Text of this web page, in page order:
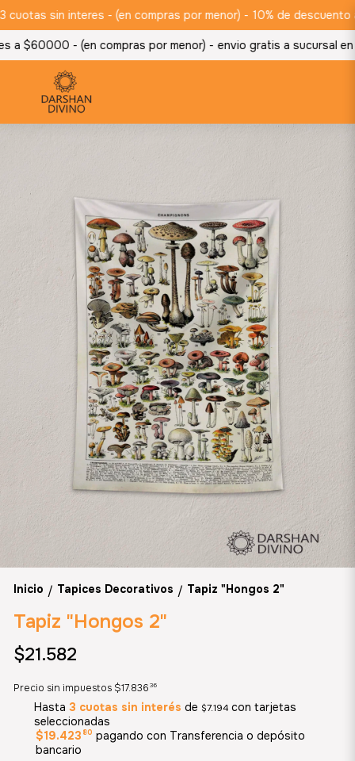
sin interes - (en compras por menor) - 10% de descuento
$60000 - (en compras por menor) - envio gratis a sucursal en
Inicio / Tapices Decorativos / Tapiz "Hongos 2"
Tapiz "Hongos 2"
$21.582
Precio sin impuestos $17.836 36
Hasta3 cuotas sin interés de $7.194 con tarjetas
seleccionadas
$19.423 80 pagando con Transferencia o depósito
bancario